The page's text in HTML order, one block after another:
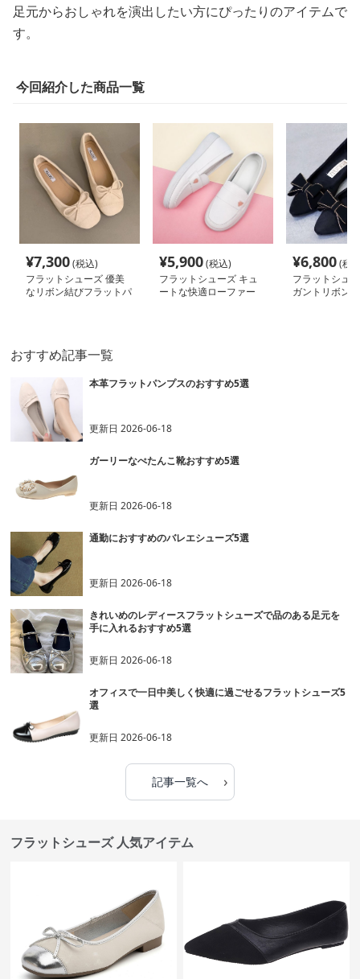
足元からおしゃれを演出したい方にぴったりのアイテムで
す。
今回紹介した商品一覧
¥7,300(税込)
フラットシューズ 優美
なリボン結びフラットパ
¥5,900(税込)
フラットシューズ キュ
ートな快適ローファー
¥6,800(税
フラットシュ
ガントリボン
おすすめ記事一覧
本革フラットパンプスのおすすめ5選
更新日2026-06-18
ガーリーなぺたんこ靴おすすめ5選
更新日2026-06-18
通勤におすすめのバレエシューズ5選
更新日2026-06-18
きれいめのレディースフラットシューズで品のある足元を
手に入れるおすすめ5選
更新日2026-06-18
オフィスで一日中美しく快適に過ごせるフラットシューズ5
選
更新日2026-06-18
記事一覧へ ›
フラットシューズ 人気アイテム